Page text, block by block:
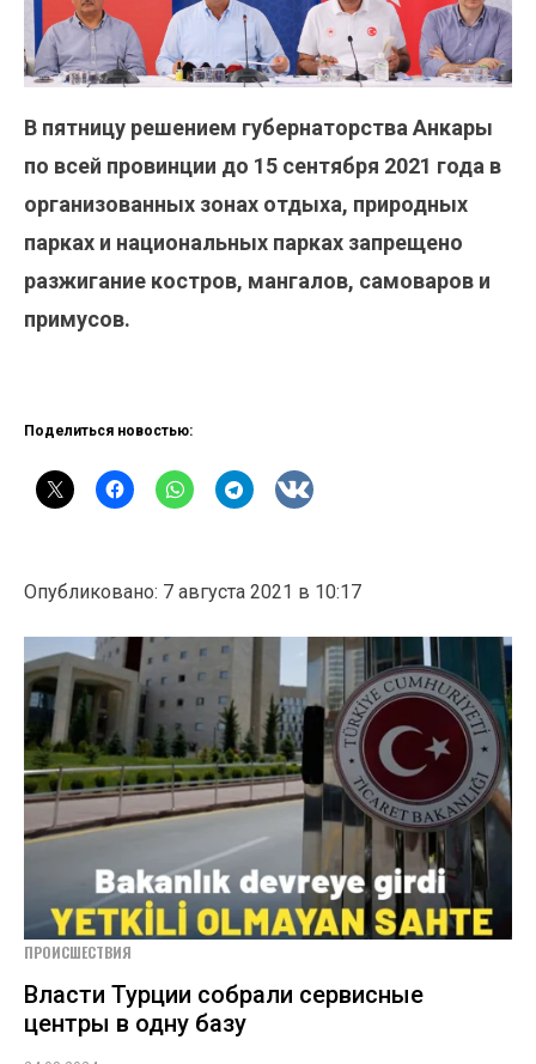
В пятницу решением губернаторства Анкары
по всей провинции до 15 сентября 2021 года в
организованных зонах отдыха, природных
парках и национальных парках запрещено
разжигание костров, мангалов, самоваров и
примусов.
Поделиться новостью:
Опубликовано: 7 августа 2021 в 10:17
ПРОИСШЕСТВИЯ
Власти Турции собрали сервисные
центры в одну базу